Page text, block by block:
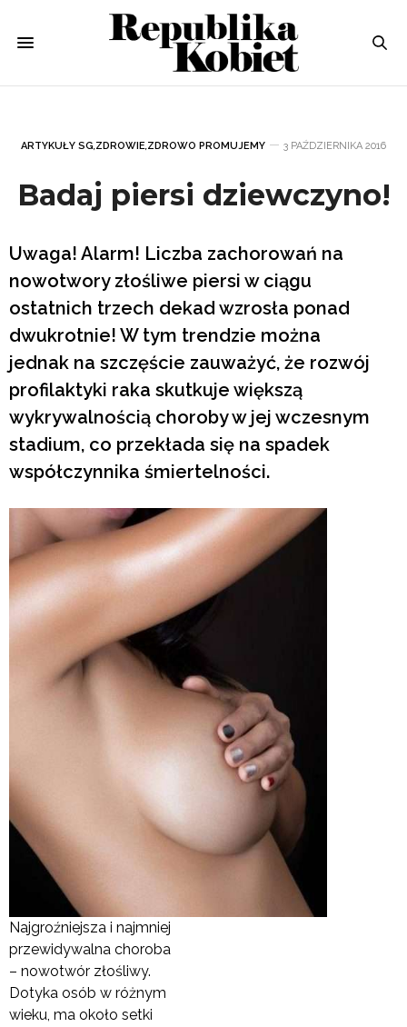
ARTYKUŁY SG,ZDROWIE,ZDROWO PROMUJEMY 3 PAŹDZIERNIKA 2016
Badaj piersi dziewczyno!
Uwaga! Alarm! Liczba zachorowań na
nowotwory złośliwe piersi w ciągu
ostatnich trzech dekad wzrosła ponad
dwukrotnie! W tym trendzie można
jednak na szczęście zauważyć, że rozwój
profilaktyki raka skutkuje większą
wykrywalnością choroby w jej wczesnym
stadium, co przekłada się na spadek
współczynnika śmiertelności.
Najgroźniejsza i najmniej
przewidywalna choroba
– nowotwór złośliwy.
Dotyka osób w różnym
wieku, ma około setki